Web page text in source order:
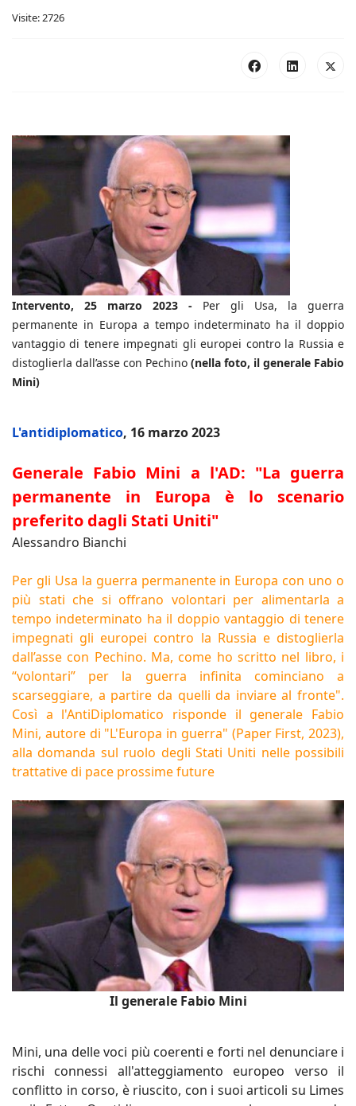
Visite: 2726
Intervento, 25 marzo 2023 - Per gli Usa, la guerra
permanente in Europa a tempo indeterminato ha il doppio
vantaggio di tenere impegnati gli europei contro la Russia e
distoglierla dall’asse con Pechino (nella foto, il generale Fabio
Mini)
L'antidiplomatico, 16 marzo 2023
Generale Fabio Mini a l'AD: "La guerra
permanente in Europa è lo scenario
preferito dagli Stati Uniti"
Alessandro Bianchi
Per gli Usa la guerra permanente in Europa con uno o
più stati che si offrano volontari per alimentarla a
tempo indeterminato ha il doppio vantaggio di tenere
impegnati gli europei contro la Russia e distoglierla
dall’asse con Pechino. Ma, come ho scritto nel libro, i
“volontari” per la guerra infinita cominciano a
scarseggiare, a partire da quelli da inviare al fronte".
Così a l'AntiDiplomatico risponde il generale Fabio
Mini, autore di "L'Europa in guerra" (Paper First, 2023),
alla domanda sul ruolo degli Stati Uniti nelle possibili
trattative di pace prossime future
Il generale Fabio Mini
Mini, una delle voci più coerenti e forti nel denunciare i
rischi connessi all'atteggiamento europeo verso il
conflitto in corso, è riuscito, con i suoi articoli su Limes